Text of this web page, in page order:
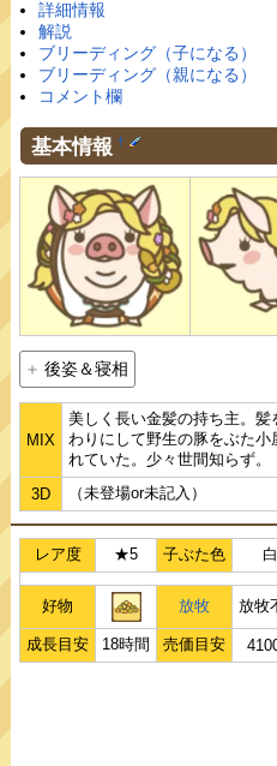
詳細情報
解説
ブリーディング（子になる）
ブリーディング（親になる）
コメント欄
基本情報 †
後姿＆寝相
MIX
美しく長い金髪の持ち主。髪
わりにして野生の豚をぶた小
れていた。少々世間知らず。
3D
（未登場or未記入）
レア度 ★5 子ぶた色 白
好物 放牧 放牧
成長目安 18時間 売価目安